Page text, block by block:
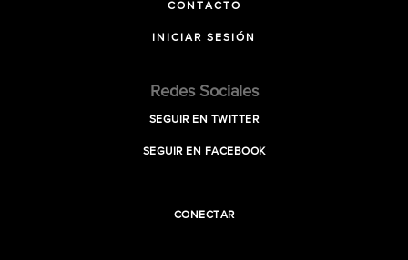
CONTACTO
INICIAR SESIÓN
Redes Sociales
SEGUIR EN TWITTER
SEGUIR EN FACEBOOK
CONECTAR